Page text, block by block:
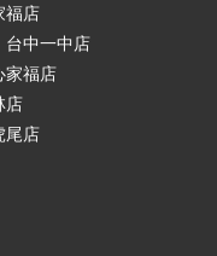
福店
台中一中店
家福店
店
尾店